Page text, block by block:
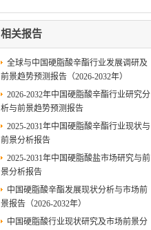
相关报告
全球与中国硬脂酸辛酯行业发展调研及
前景趋势预测报告（2026-2032年）
2026-2032年中国硬脂酸辛酯行业研究分
析与前景趋势预测报告
2025-2031年中国硬脂酸辛酯行业现状与
前景分析报告
2025-2031年中国硬脂酸盐市场研究与前
景分析报告
中国硬脂酸辛酯发展现状分析与市场前
景报告（2026-2032年）
中国硬脂酸行业现状研究及市场前景分